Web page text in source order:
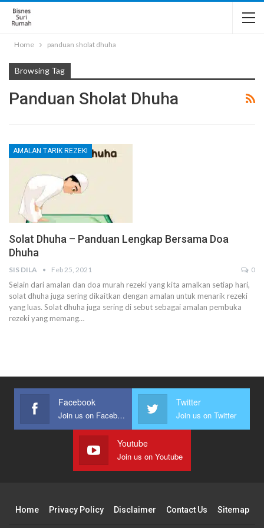
Home panduan sholat dhuha
Browsing Tag
Panduan Sholat Dhuha
AMALAN TARIK REZEKI
Solat Dhuha – Panduan Lengkap Bersama Doa
Dhuha
SIS DILA Feb 25, 2021 0
Selain dari amalan dan doa murah rezeki yang kita amalkan setiap hari,
solat dhuha juga sering dikaitkan dengan amalan untuk menarik rezeki
yang luas. Solat dhuha juga sering di sebut sebagai amalan pembuka
rezeki yang memang…
Facebook
Join us on Facebook
Twitter
Join us on Twitter
Youtube
Join us on Youtube
Home Privacy Policy Disclaimer Contact Us Sitemap